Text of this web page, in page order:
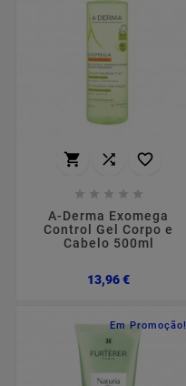
  
    
A-Derma Exomega
Control Gel Corpo e
Cabelo 500ml
13,96 €Preço
Em Promoção!